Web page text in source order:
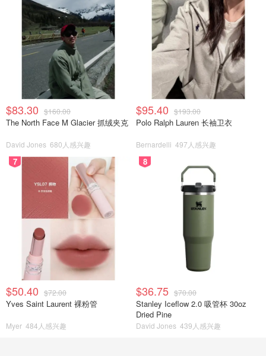
$83.30 $160.00
The North Face M Glacier 抓绒夹克
David Jones 680人感兴趣
$95.40 $193.00
Polo Ralph Lauren 长袖卫衣
Bernardelli 497人感兴趣
7
$50.40 $72.00
Yves Saint Laurent 裸粉管
Myer 484人感兴趣
8
$36.75 $70.00
Stanley Iceflow 2.0 吸管杯 30oz
Dried Pine
David Jones 439人感兴趣